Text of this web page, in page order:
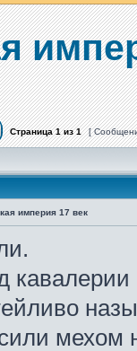
Страница1из1 [
империя 17 век
кавалерии
мехом